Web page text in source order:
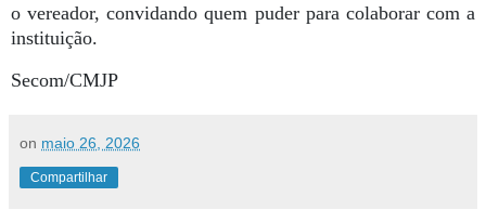
o vereador, convidando quem puder para colaborar com a
instituição.
Secom/CMJP
on maio 26, 2026
Compartilhar